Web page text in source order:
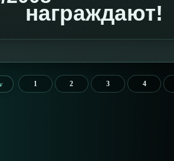
награждают!
1 2 3 4